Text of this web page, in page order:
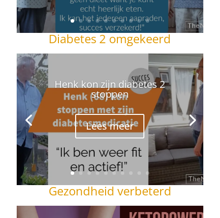
Diabetes 2 omgekeerd
Henk kon zijn diabetes 2
stoppen
Lees meer
Gezondheid verbeterd